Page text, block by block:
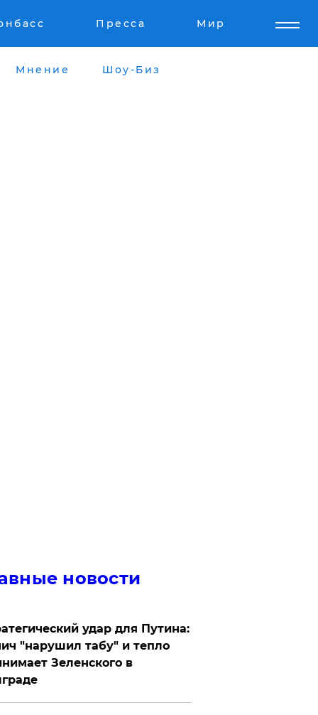
Пресса Мир
Мнение Шоу-Биз
новости
удар для Путина:
"нарушил табу" и тепло
Зеленского в